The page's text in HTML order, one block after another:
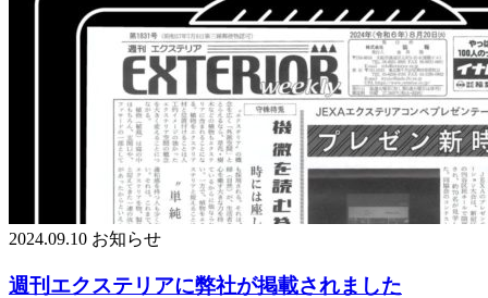
2024.09.10 お知らせ
週刊エクステリアに弊社が掲載されました